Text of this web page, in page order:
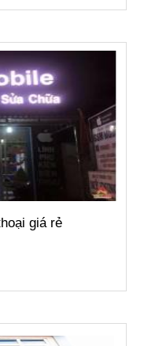
giá rẻ